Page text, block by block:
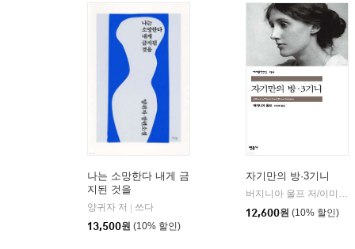
나는 소망한다 내게 금
지된 것을
양귀자 저
쓰다
13,500원 (10% 할인)
자기만의 방·3기니
버지니아 울프 저/이미애 역
12,600원 (10% 할인)